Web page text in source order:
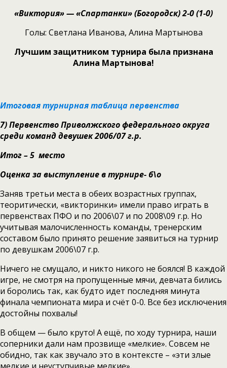
«Виктория» — «Спартанки» (Богородск) 2-0 (1-0)
Голы: Светлана Иванова, Алина Мартынова
Лучшим защитником турнира была признана
Алина Мартынова!
Итоговая турнирная таблица первенства
7)Первенство Приволжского федерального округа
среди команд девушек 2006/07 г.р.
Итог – 5 место
Оценка за выступление в турнире- б\о
Заняв третьи места в обеих возрастных группах,
теоритически, «викторинки» имели право играть в
первенствах ПФО и по 2006\07 и по 2008\09 г.р. Но
учитывая малочисленность команды, тренерским
составом было принято решение заявиться на турнир
по девушкам 2006\07 г.р.
Ничего не смущало, и никто никого не боялся! В каждой
игре, не смотря на пропущенные мячи, девчата бились
и боролись так, как будто идет последняя минута
финала чемпионата мира и счёт 0-0. Все без исключения
достойны похвалы!
В общем — было круто! А ещё, по ходу турнира, наши
соперники дали нам прозвище «мелкие». Совсем не
обидно, так как звучало это в контексте – «эти злые